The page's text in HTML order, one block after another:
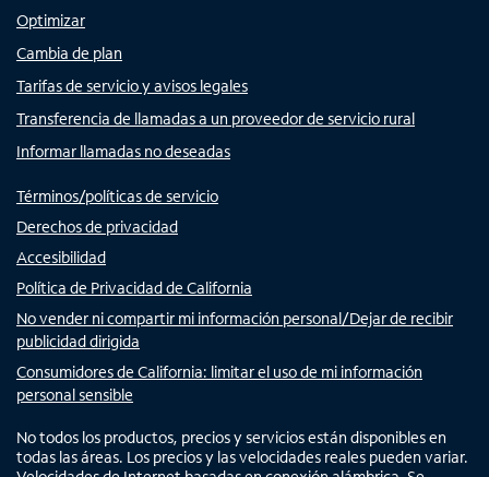
Optimizar
Cambia de plan
Tarifas de servicio y avisos legales
Transferencia de llamadas a un proveedor de servicio rural
Informar llamadas no deseadas
Términos/políticas de servicio
Derechos de privacidad
Accesibilidad
Política de Privacidad de California
No vender ni compartir mi información personal/Dejar de recibir
publicidad dirigida
Consumidores de California: limitar el uso de mi información
personal sensible
No todos los productos, precios y servicios están disponibles en
todas las áreas. Los precios y las velocidades reales pueden variar.